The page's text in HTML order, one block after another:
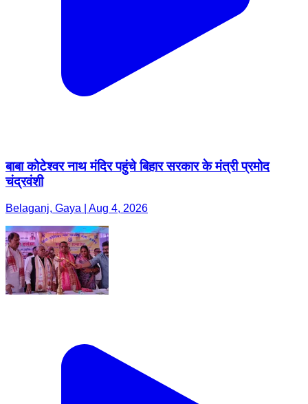
बाबा कोटेश्वर नाथ मंदिर पहुंचे बिहार सरकार के मंत्री प्रमोद
चंद्रवंशी
Belaganj, Gaya | Aug 4, 2026